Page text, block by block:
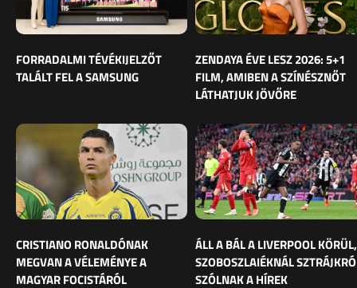
FORRADALMI TÉVÉKIJELZŐT
TALÁLT FEL A SAMSUNG
ZENDAYA ÉVE LESZ 2026: 5+1
FILM, AMIBEN A SZÍNÉSZNŐT
LÁTHATJUK JÖVŐRE
CRISTIANO RONALDÓNAK
MEGVAN A VÉLEMÉNYE A
MAGYAR FOCISTÁRÓL
ÁLL A BÁL A LIVERPOOL KÖRÜL,
SZOBOSZLAIÉKNÁL
SZÓLNAK A HÍREK